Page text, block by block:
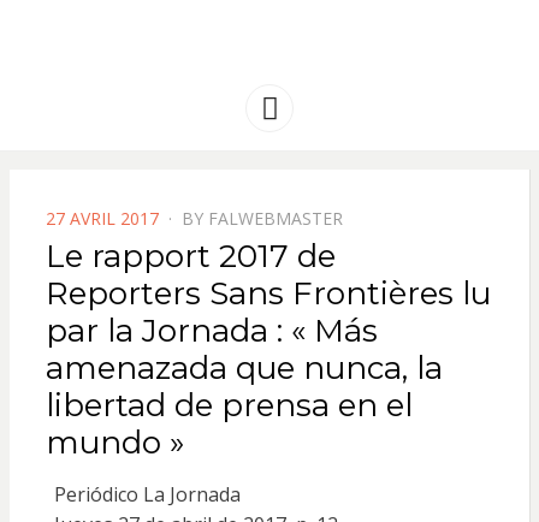
AMERIQUE
Menu
POSTED
ON
27 AVRIL 2017 BY FALWEBMASTER
Le rapport 2017 de
Reporters Sans Frontières lu
par la Jornada : « Más
amenazada que nunca, la
libertad de prensa en el
mundo »
Periódico La Jornada